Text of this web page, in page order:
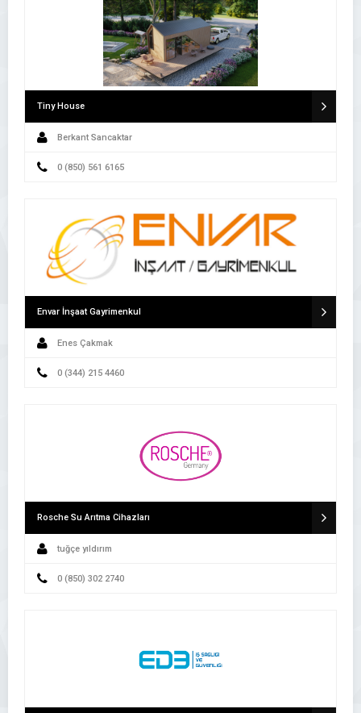
Tiny House
Berkant Sancaktar
0 (850) 561 6165
Envar İnşaat Gayrimenkul
Enes Çakmak
0 (344) 215 4460
Rosche Su Arıtma Cihazları
tuğçe yıldırım
0 (850) 302 2740